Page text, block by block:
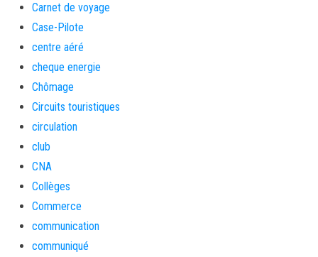
Carnet de voyage
Case-Pilote
centre aéré
cheque energie
Chômage
Circuits touristiques
circulation
club
CNA
Collèges
Commerce
communication
communiqué